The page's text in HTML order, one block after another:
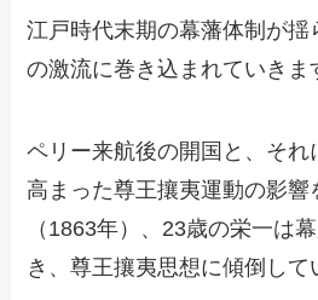
江戸時代末期の幕藩体制が
の激流に巻き込まれていきま
ペリー来航後の開国と、それ
高まった尊王攘夷運動の影響
（1863年）、23歳の栄一は
き、尊王攘夷思想に傾倒して